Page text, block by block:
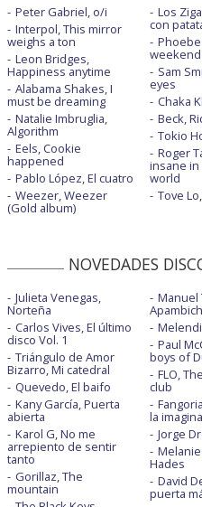
Peter Gabriel, o/i
Interpol, This mirror
weighs a ton
Leon Bridges,
Happiness anytime
Alabama Shakes, I
must be dreaming
Natalie Imbruglia,
Algorithm
Eels, Cookie
happened
Pablo López, El cuatro
Weezer, Weezer
(Gold album)
Los
con
weekend
Sam
eyes
Chaka
Beck,
Tokio
Roger
insane
world
Tove
NOVEDADES
Julieta Venegas,
Norteña
Carlos Vives, El último
disco Vol. 1
Triángulo de Amor
Bizarro, Mi catedral
Quevedo, El baifo
Kany García, Puerta
abierta
Karol G, No me
arrepiento de sentir
tanto
Gorillaz, The
mountain
Manuel
Paul
boys of
FLO,
club
la
Jorge
Hades
David
puerta